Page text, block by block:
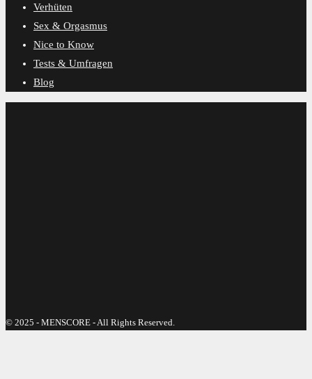
Verhüten
Sex & Orgasmus
Nice to Know
Tests & Umfragen
Blog
© 2025 - MENSCORE - All Rights Reserved.